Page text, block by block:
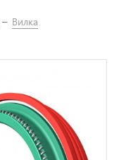
Вилка